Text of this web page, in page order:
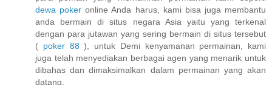
dewa poker online Anda harus, kami bisa juga membantu
anda bermain di situs negara Asia yaitu yang terkenal
dengan para jutawan yang sering bermain di situs tersebut
( poker 88 ), untuk Demi kenyamanan permainan, kami
juga telah menyediakan berbagai agen yang menarik untuk
dibahas dan dimaksimalkan dalam permainan yang akan
datang.